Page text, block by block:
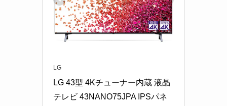
LG
LG 43型 4Kチューナー内蔵 液晶
テレビ 43NANO75JPA IPSパネ